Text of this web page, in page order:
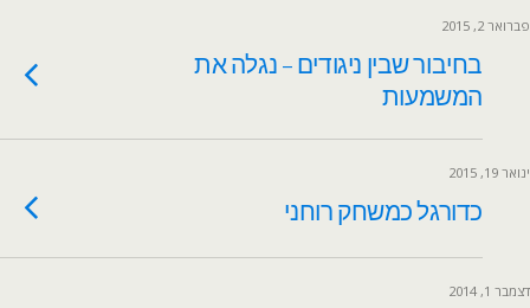
פברואר 2, 2015
בחיבור שבין ניגודים – נגלה את
המשמעות
ינואר 19, 2015
כדורגל כמשחק רוחני
דצמבר 1, 2014